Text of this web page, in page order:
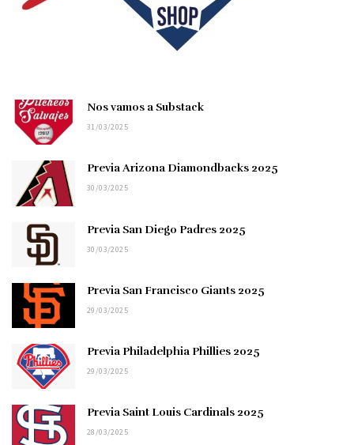
Nos vamos a Substack
31/03/2025
Previa Arizona Diamondbacks 2025
30/03/2025
Previa San Diego Padres 2025
30/03/2025
Previa San Francisco Giants 2025
29/03/2025
Previa Philadelphia Phillies 2025
29/03/2025
Previa Saint Louis Cardinals 2025
28/03/2025